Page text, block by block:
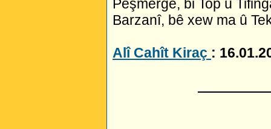
Pêşmerge, bi Top û
Barzanî, bê xew ma û
Alî Cahît Kiraç :